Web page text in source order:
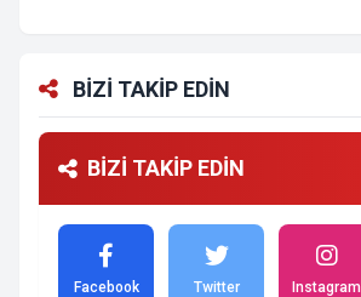
BİZİ TAKİP EDİN
BİZİ TAKİP EDİN
Facebook Twitter Instagram